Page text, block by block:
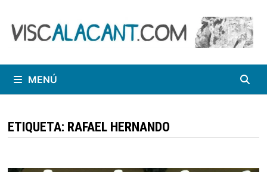
contenido
MENÚ
ETIQUETA: RAFAEL HERNANDO